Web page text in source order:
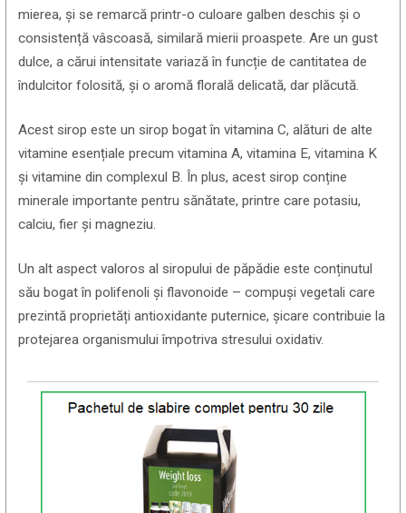
mierea, și se remarcă printr-o culoare galben deschis și o
consistență vâscoasă, similară mierii proaspete. Are un gust
dulce, a cărui intensitate variază în funcție de cantitatea de
îndulcitor folosită, și o aromă florală delicată, dar plăcută.
Acest sirop este un sirop bogat în vitamina C, alături de alte
vitamine esențiale precum vitamina A, vitamina E, vitamina K
și vitamine din complexul B. În plus, acest sirop conține
minerale importante pentru sănătate, printre care potasiu,
calciu, fier și magneziu.
Un alt aspect valoros al siropului de păpădie este conținutul
său bogat în polifenoli și flavonoide – compuși vegetali care
prezintă proprietăți antioxidante puternice, șicare contribuie la
protejarea organismului împotriva stresului oxidativ.